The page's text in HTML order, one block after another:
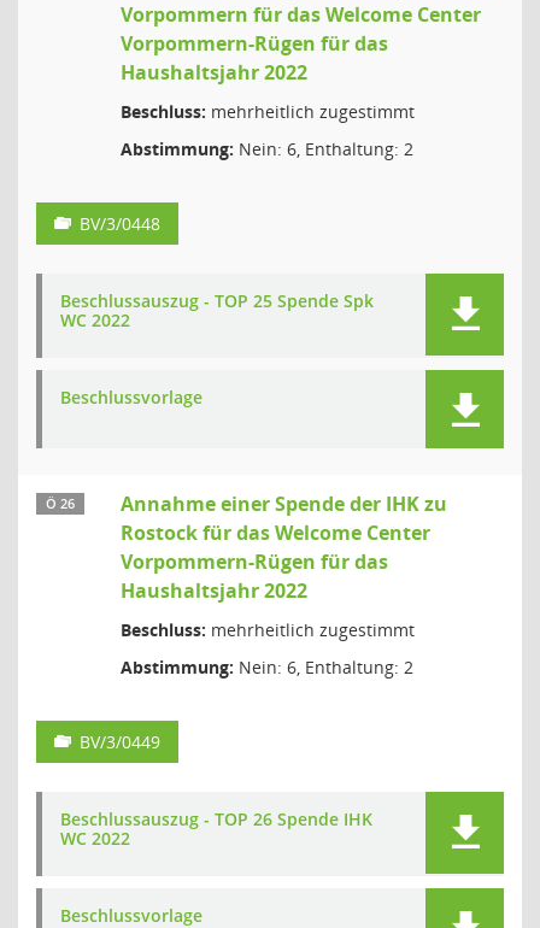
Vorpommern für das Welcome Center
Vorpommern-Rügen für das
Haushaltsjahr 2022
Beschluss: mehrheitlich zugestimmt
Abstimmung: Nein: 6, Enthaltung: 2
BV/3/0448
Beschlussauszug - TOP 25 Spende Spk
WC 2022
Beschlussvorlage
Ö 26
Annahme einer Spende der IHK zu
Rostock für das Welcome Center
Vorpommern-Rügen für das
Haushaltsjahr 2022
Beschluss: mehrheitlich zugestimmt
Abstimmung: Nein: 6, Enthaltung: 2
BV/3/0449
Beschlussauszug - TOP 26 Spende IHK
WC 2022
Beschlussvorlage